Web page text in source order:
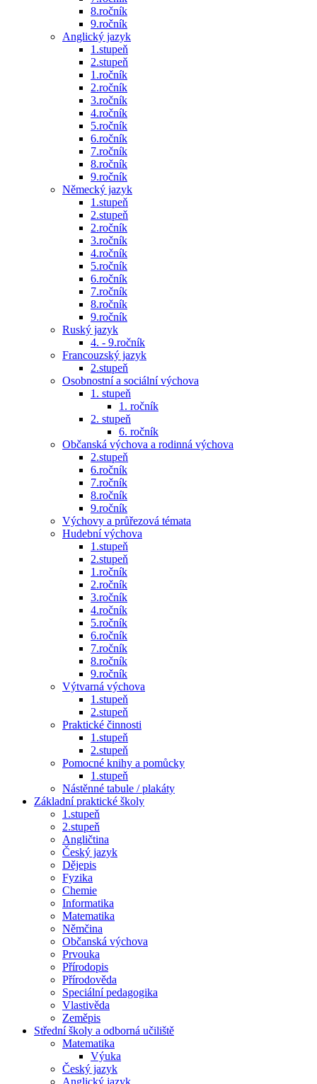
8.ročník
9.ročník
Anglický jazyk
1.stupeň
2.stupeň
1.ročník
2.ročník
3.ročník
4.ročník
5.ročník
6.ročník
7.ročník
8.ročník
9.ročník
Německý jazyk
1.stupeň
2.stupeň
2.ročník
3.ročník
4.ročník
5.ročník
6.ročník
7.ročník
8.ročník
9.ročník
Ruský jazyk
4. - 9.ročník
Francouzský jazyk
2.stupeň
Osobnostní a sociální výchova
1. stupeň
1. ročník
2. stupeň
6. ročník
Občanská výchova a rodinná výchova
2.stupeň
6.ročník
7.ročník
8.ročník
9.ročník
Výchovy a průřezová témata
Hudební výchova
1.stupeň
2.stupeň
1.ročník
2.ročník
3.ročník
4.ročník
5.ročník
6.ročník
7.ročník
8.ročník
9.ročník
Výtvarná výchova
1.stupeň
2.stupeň
Praktické činnosti
1.stupeň
2.stupeň
Pomocné knihy a pomůcky
1.stupeň
Nástěnné tabule / plakáty
Základní praktické školy
1.stupeň
2.stupeň
Angličtina
Český jazyk
Dějepis
Fyzika
Chemie
Informatika
Matematika
Němčina
Občanská výchova
Prvouka
Přírodopis
Přírodověda
Speciální pedagogika
Vlastivěda
Zeměpis
Střední školy a odborná učiliště
Matematika
Výuka
Český jazyk
Anglický jazyk